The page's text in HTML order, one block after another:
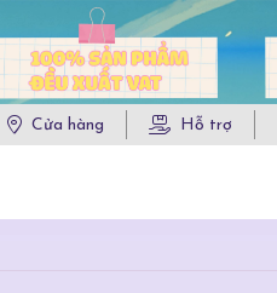
Cửa hàng Hỗ trợ